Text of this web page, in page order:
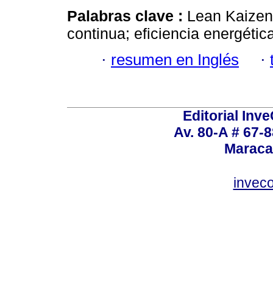
Palabras clave : Lean
continua; eficiencia
· resumen en Inglés ·
Editorial
Av. 80-A # 67-